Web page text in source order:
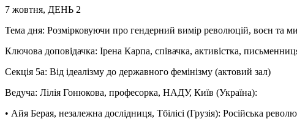
7 жовтня, ДЕНЬ 2
Тема дня: Розмірковуючи про гендерний вимір революцій, воєн та
Ключова доповідачка: Ірена Карпа, співачка, активістка,
Секція 5a: Від ідеалізму до державного фемінізму (актовий зал)
Ведуча: Лілія Гонюкова, професорка, НАДУ, Київ (Україна):
• Айя Берая, незалежна дослідниця, Тбілісі (Грузія): Російська